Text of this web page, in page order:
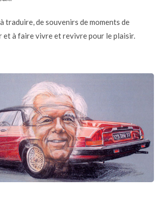
traduire, de souvenirs de moments de
et à faire vivre et revivre pour le plaisir.